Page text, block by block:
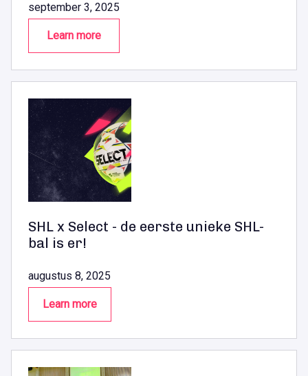
september 3, 2025
Learn more
SHL x Select - de eerste unieke SHL-
bal is er!
augustus 8, 2025
Learn more